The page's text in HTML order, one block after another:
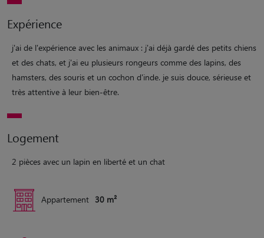
Expérience
j'ai de l'expérience avec les animaux : j'ai déjà gardé des petits chiens
et des chats, et j'ai eu plusieurs rongeurs comme des lapins, des
hamsters, des souris et un cochon d'inde. je suis douce, sérieuse et
très attentive à leur bien-être.
Logement
2 pièces avec un lapin en liberté et un chat
Appartement 30 m²